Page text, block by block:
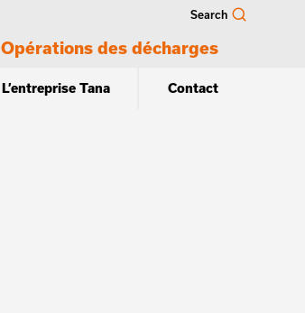
Search
Opérations des décharges
L’entreprise Tana Contact